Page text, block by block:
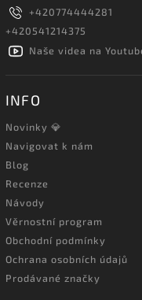
+420774444281
+420541214375
Naše videa na
INFO
Novinky 💎
Navigovat k nám
Blog
Recenze
Návody
Věrnostní program
Obchodní podmínky
Ochrana osobních údajů
Prodávané značky